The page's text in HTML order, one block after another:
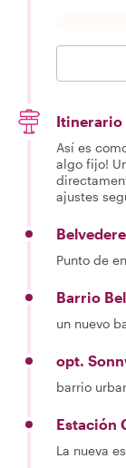
Itinerario
Así es
algo fijo!
ajustes
Belvedere
Punto de
Barrio
un nuevo
opt.
barrio
Estación
La nueva